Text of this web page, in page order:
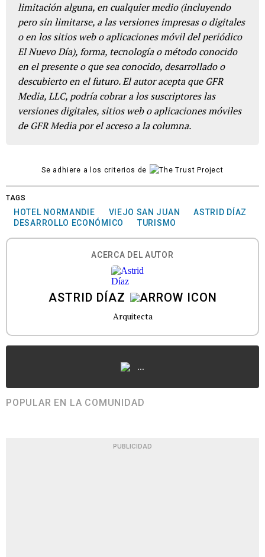
limitación alguna, en cualquier medio (incluyendo
pero sin limitarse, a las versiones impresas o digitales
o en los sitios web o aplicaciones móvil del periódico
El Nuevo Día), forma, tecnología o método conocido
en el presente o que sea conocido, desarrollado o
descubierto en el futuro. El autor acepta que GFR
Media, LLC, podría cobrar a los suscriptores las
versiones digitales, sitios web o aplicaciones móviles
de GFR Media por el acceso a la columna.
Se adhiere a los criterios de
TAGS
HOTEL NORMANDIE VIEJO SAN JUAN
ASTRID DÍAZ
DESARROLLO ECONÓMICO
TURISMO
ACERCA DEL AUTOR
ASTRID DÍAZ
Arquitecta
...
POPULAR EN LA COMUNIDAD
PUBLICIDAD